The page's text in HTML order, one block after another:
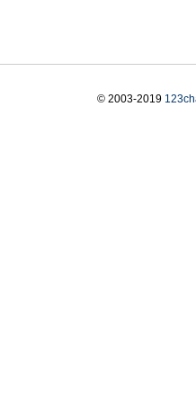
© 2003-2019